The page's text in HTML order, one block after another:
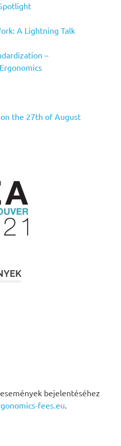
A Lightning Talk
–
the 27th of August
bejelentéséhez
fees.eu.